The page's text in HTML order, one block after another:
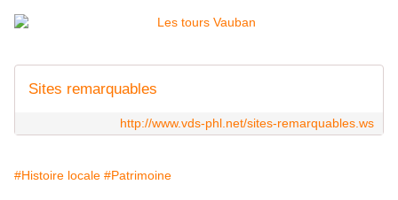
Sites remarquables
http://www.vds-phl.net/sites-remarquables.ws
#Histoire locale #Patrimoine